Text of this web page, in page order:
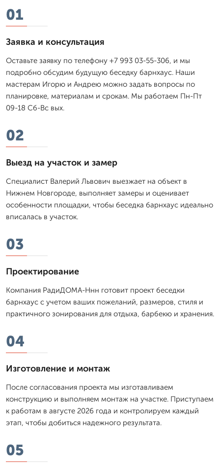
01
Заявка и консультация
Оставьте заявку по телефону +7 993 03-55-306, и мы
подробно обсудим будущую беседку барнхаус. Наши
мастерам Игорю и Андрею можно задать вопросы по
планировке, материалам и срокам. Мы работаем Пн-Пт
09-18 Сб-Вс вых.
02
Выезд на участок и замер
Специалист Валерий Львович выезжает на объект в
Нижнем Новгороде, выполняет замеры и оценивает
особенности площадки, чтобы беседка барнхаус идеально
вписалась в участок.
03
Проектирование
Компания РадиДОМА-Ннн готовит проект беседки
барнхаус с учетом ваших пожеланий, размеров, стиля и
практичного зонирования для отдыха, барбекю и хранения.
04
Изготовление и монтаж
После согласования проекта мы изготавливаем
конструкцию и выполняем монтаж на участке. Приступаем
к работам в августе 2026 года и контролируем каждый
этап, чтобы добиться надежного результата.
05